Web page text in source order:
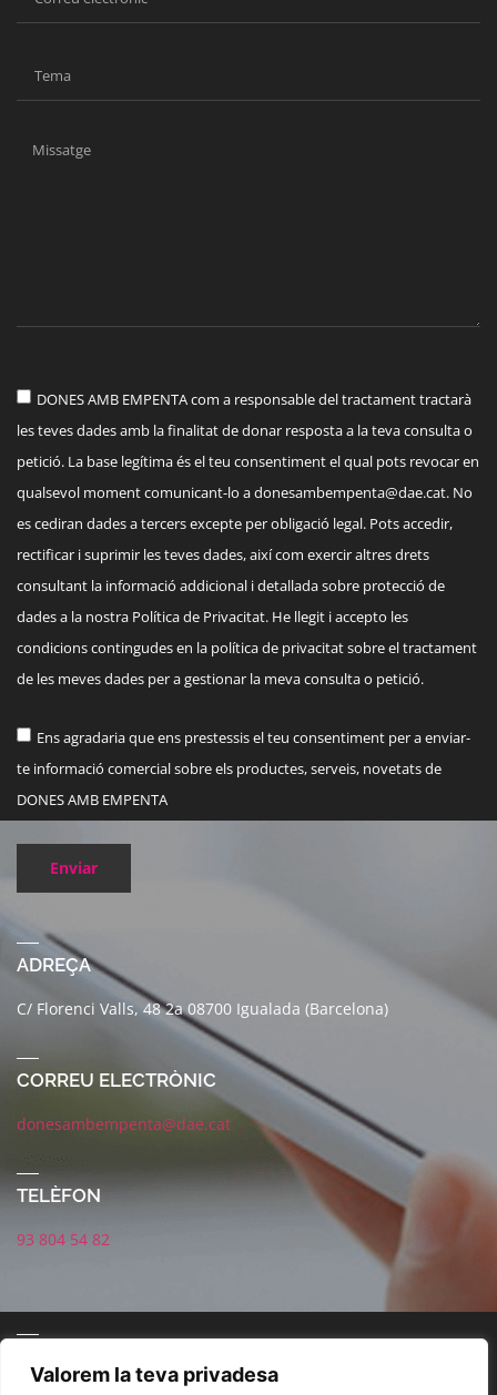
Valorem la teva privadesa
DONES AMB EMPENTA com a responsable del tractament tractarà
les teves dades amb la finalitat de donar resposta a la teva consulta o
petició. La base legítima és el teu consentiment el qual pots revocar en
qualsevol moment comunicant-lo adonesambempenta@dae.cat. No
es cediran dades a tercers excepte per obligació legal. Pots accedir,
rectificar i suprimir les teves dades, així com exercir altres drets
consultant la informació addicional i detallada sobre protecció de
dades a la nostra Política de Privacitat. He llegit i accepto les
condicions contingudes en la política de privacitat sobre el tractament
de les meves dades per a gestionar la meva consulta o petició.
Ens agradaria que ens prestessis el teu consentiment per a enviar-
te informació comercial sobre els productes, serveis, novetats de
DONES AMB EMPENTA
Enviar
ADREÇA
C/ Florenci Valls, 48 2a 08700 Igualada (Barcelona)
CORREU ELECTRÒNIC
donesambempenta@dae.cat
TELÈFON
93 804 54 82